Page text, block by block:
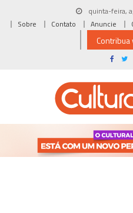
quinta-feira,
Sobre
Contato Anuncie
Contribua